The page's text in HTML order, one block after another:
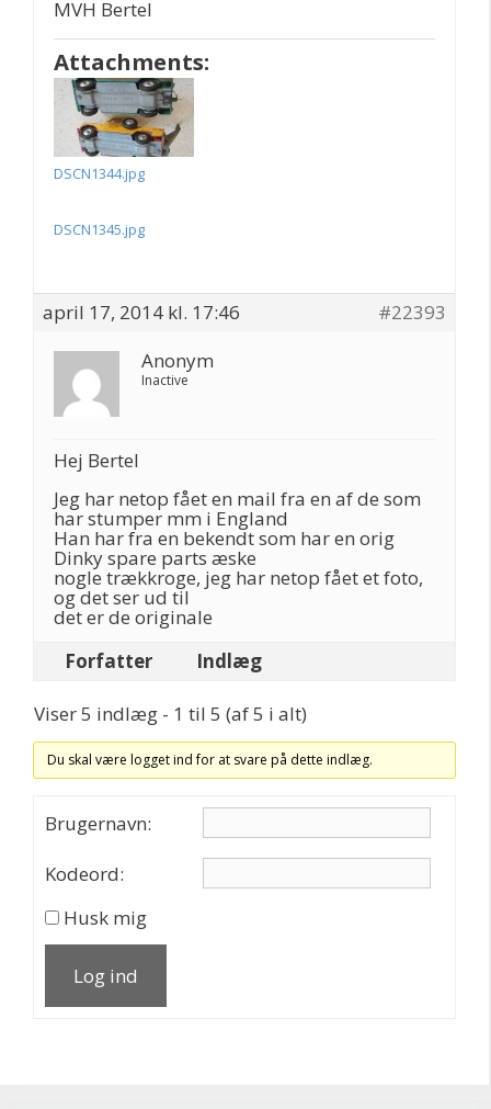
MVH Bertel
Attachments:
DSCN1344.jpg
DSCN1345.jpg
april 17, 2014 kl. 17:46
#22393
Anonym
Inactive
Hej Bertel
Jeg har netop fået en mail fra en af de som
har stumper mm i England
Han har fra en bekendt som har en orig
Dinky spare parts æske
nogle trækkroge, jeg har netop fået et foto,
og det ser ud til
det er de originale
Forfatter
Indlæg
Viser 5 indlæg - 1 til 5 (af 5 i alt)
Du skal være logget ind for at svare på dette indlæg.
Brugernavn:
Kodeord:
Husk mig
Log ind